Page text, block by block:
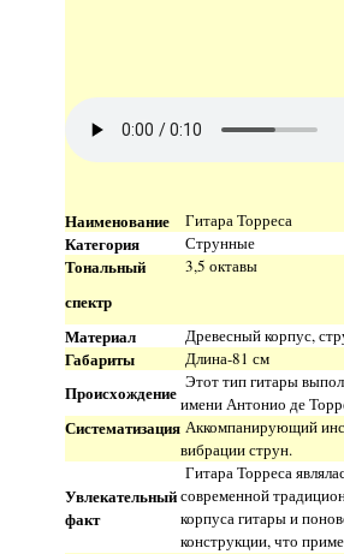
Наименование Гитара Торреса
Категория Струнные
Тональный
спектр
3,5 октавы
Материал Древесный корпус,
Габариты Длина-81 см
Происхождение Этот тип гитары
имени Антонио де
Систематизация Аккомпанирующий
вибрации струн.
Увлекательный
факт
Гитара Торреса
современной
корпуса гитары и
конструкции, что